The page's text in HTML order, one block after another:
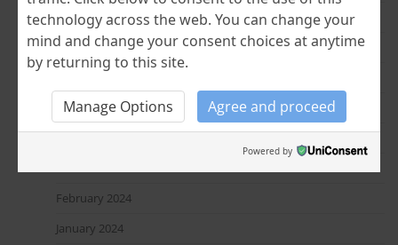
December 2024
November 2024
June 2024
February 2024
January 2024
technology across the web. You can change your
mind and change your consent choices at anytime
by returning to this site.
Manage Options Agree and proceed
Powered by